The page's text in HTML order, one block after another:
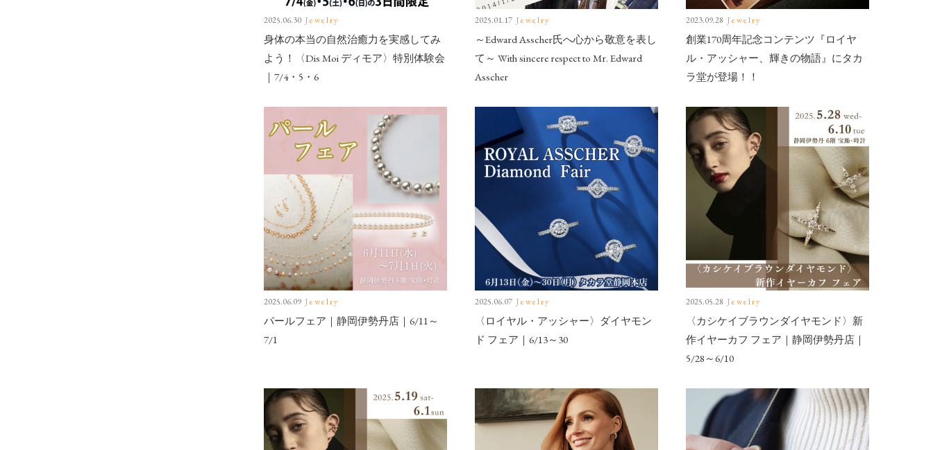
2025.06.30 Jewelry
身体の本当の自然治癒力を実感してみ
よう！〈Dis Moi ディモア〉特別体験会
｜7/4・5・6
2025.01.17 Jewelry
～Edward Asscher氏へ心から敬意を表し
て～ With sincere respect to Mr. Edward
Asscher
2023.09.28 Jewelry
創業170周年記念コンテンツ『ロイヤ
ル・アッシャー、輝きの物語』にタカ
ラ堂が登場！！
2025.06.09 Jewelry
パールフェア｜静岡伊勢丹店｜6/11～
7/1
2025.06.07 Jewelry
〈ロイヤル・アッシャー〉ダイヤモン
ド フェア｜6/13～30
2025.05.28 Jewelry
〈カシケイブラウンダイヤモンド〉新
作イヤーカフ フェア｜静岡伊勢丹店｜
5/28～6/10